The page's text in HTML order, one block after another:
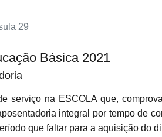
29
Básica 2021
serviço na ESCOLA que,
integral por tempo de
que faltar para a aquisição do